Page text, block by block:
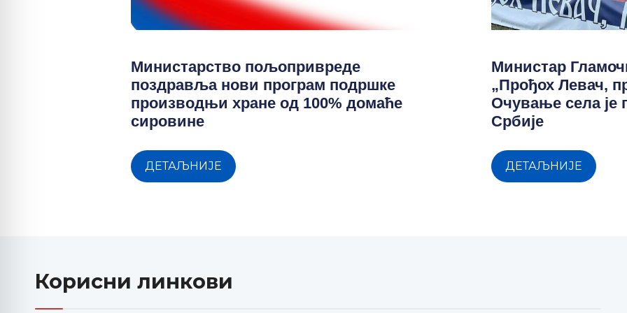
Министарство пољопривреде
поздравља нови програм подршке
производњи хране од 100% домаће
сировине
ДЕТАЉНИЈЕ
Министар
„Прођох Левач,
Очување села је
Србије
ДЕТАЉНИЈЕ
Корисни линкови